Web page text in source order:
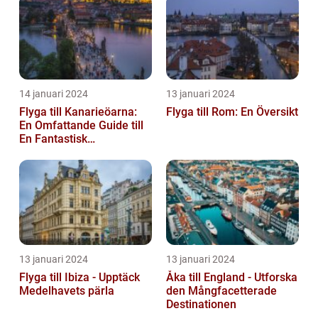
14 januari 2024
Flyga till Kanarieöarna:
En Omfattande Guide till
En Fantastisk
13 januari 2024
Flyga till Rom: En Översikt
13 januari 2024
Flyga till Ibiza - Upptäck
Medelhavets pärla
13 januari 2024
Åka till England - Utforska
den Mångfacetterade
Destinationen